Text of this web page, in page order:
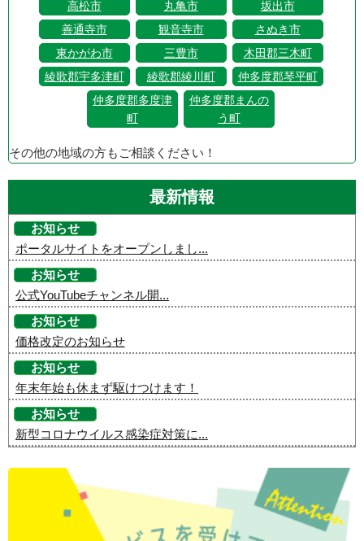
高松市 丸亀市
坂出市
善通寺市
観音寺市
さぬき市
東かがわ市
三豊市
木田郡三木町
綾歌郡宇多津町
綾歌郡綾川町
仲多度郡琴平町
仲多度郡多度津
町
仲多度郡まんの
う町
その他の地域の方もご相談ください！
最新情報
お知らせ
ポータルサイトをオープンしまし...
お知らせ
公式YouTubeチャンネル開...
お知らせ
価格改定のお知らせ
お知らせ
年末年始も休まず駆けつけます！
お知らせ
新型コロナウイルス感染症対策に...